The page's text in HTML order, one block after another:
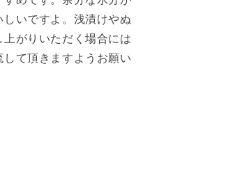
いですよ。浅漬けやぬ
がりいただく場合には
て頂きますようお願い